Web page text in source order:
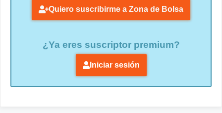
Quiero suscribirme a Zona de Bolsa
¿Ya eres suscriptor premium?
Iniciar sesión